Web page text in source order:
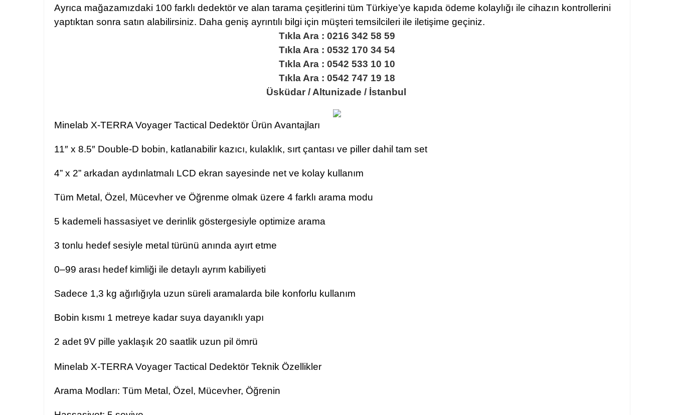
Ayrıca mağazamızdaki 100 farklı dedektör ve alan tarama çeşitlerini tüm Türkiye’ye kapıda ödeme kolaylığı ile cihazın kontrollerini
yaptıktan sonra satın alabilirsiniz. Daha geniş ayrıntılı bilgi için müşteri temsilcileri ile iletişime geçiniz.
Tıkla Ara : 0216 342 58 59
Tıkla Ara : 0532 170 34 54
Tıkla Ara : 0542 533 10 10
Tıkla Ara : 0542 747 19 18
Üsküdar / Altunizade / İstanbul
Minelab X-TERRA Voyager Tactical Dedektör Ürün Avantajları
11″ x 8.5″ Double-D bobin, katlanabilir kazıcı, kulaklık, sırt çantası ve piller dahil tam set
4” x 2” arkadan aydınlatmalı LCD ekran sayesinde net ve kolay kullanım
Tüm Metal, Özel, Mücevher ve Öğrenme olmak üzere 4 farklı arama modu
5 kademeli hassasiyet ve derinlik göstergesiyle optimize arama
3 tonlu hedef sesiyle metal türünü anında ayırt etme
0–99 arası hedef kimliği ile detaylı ayrım kabiliyeti
Sadece 1,3 kg ağırlığıyla uzun süreli aramalarda bile konforlu kullanım
Bobin kısmı 1 metreye kadar suya dayanıklı yapı
2 adet 9V pille yaklaşık 20 saatlik uzun pil ömrü
Minelab X-TERRA Voyager Tactical Dedektör Teknik Özellikler
Arama Modları: Tüm Metal, Özel, Mücevher, Öğrenin